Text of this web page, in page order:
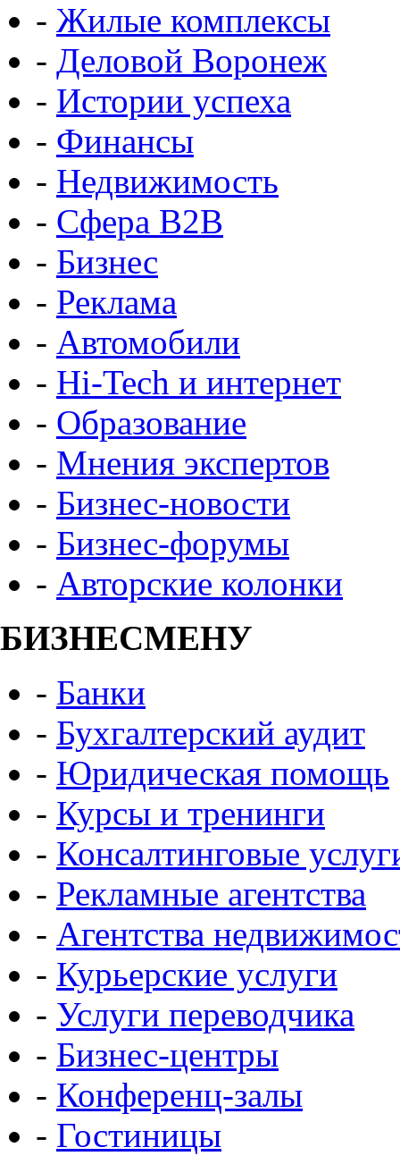
- Жилые комплексы
- Деловой Воронеж
- Истории успеха
- Финансы
- Недвижимость
- Сфера B2B
- Бизнес
- Реклама
- Автомобили
- Hi-Tech и интернет
- Образование
- Мнения экспертов
- Бизнес-новости
- Бизнес-форумы
- Авторские колонки
БИЗНЕСМЕНУ
- Банки
- Бухгалтерский аудит
- Юридическая помощь
- Курсы и тренинги
- Консалтинговые
- Рекламные агентства
- Агентства
- Курьерские услуги
- Услуги переводчика
- Бизнес-центры
- Конференц-залы
- Гостиницы